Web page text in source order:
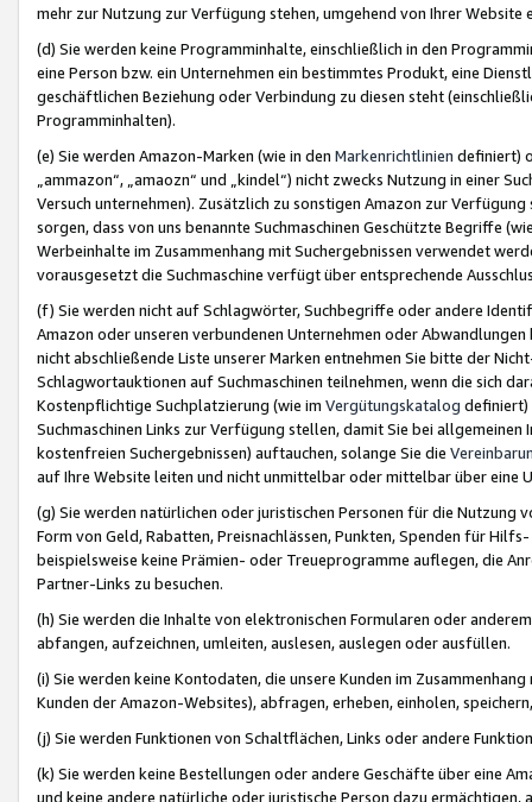
mehr zur Nutzung zur Verfügung stehen, umgehend von Ihrer
(d) Sie werden keine Programminhalte, einschließlich in den
eine Person bzw. ein Unternehmen ein bestimmtes Produkt, eine
geschäftlichen Beziehung oder Verbindung zu diesen steht
Programminhalten).
(e) Sie werden Amazon-Marken (wie in den Markenrichtlinien definiert)
„ammazon“, „amaozn“ und „kindel“) nicht zwecks Nutzung in einer
Versuch unternehmen). Zusätzlich zu sonstigen Amazon zur
sorgen, dass von uns benannte Suchmaschinen Geschützte Begriffe
Werbeinhalte im Zusammenhang mit Suchergebnissen verwendet
vorausgesetzt die Suchmaschine verfügt über entsprechende
(f) Sie werden nicht auf Schlagwörter, Suchbegriffe oder andere
Amazon oder unseren verbundenen Unternehmen oder
nicht abschließende Liste unserer Marken entnehmen Sie bitte der
Schlagwortauktionen auf Suchmaschinen teilnehmen, wenn die sich
Kostenpflichtige Suchplatzierung (wie im Vergütungskatalog definiert)
Suchmaschinen Links zur Verfügung stellen, damit Sie bei
kostenfreien Suchergebnissen) auftauchen, solange Sie die
auf Ihre Website leiten und nicht unmittelbar oder mittelbar über eine
(g) Sie werden natürlichen oder juristischen Personen für die Nutzung
Form von Geld, Rabatten, Preisnachlässen, Punkten, Spenden für
beispielsweise keine Prämien- oder Treueprogramme auflegen, die
Partner-Links zu besuchen.
(h) Sie werden die Inhalte von elektronischen Formularen oder
abfangen, aufzeichnen, umleiten, auslesen, auslegen oder ausfüllen.
(i) Sie werden keine Kontodaten, die unsere Kunden im
Kunden der Amazon-Websites), abfragen, erheben, einholen,
(j) Sie werden Funktionen von Schaltflächen, Links oder andere
(k) Sie werden keine Bestellungen oder andere Geschäfte über eine
und keine andere natürliche oder juristische Person dazu